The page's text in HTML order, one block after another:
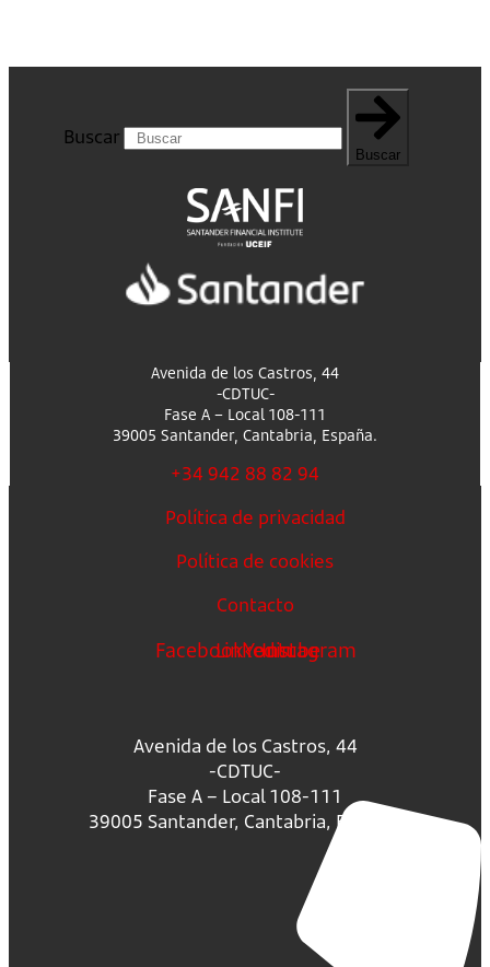
Buscar
Buscar
Avenida de los Castros, 44
-CDTUC-
Fase A – Local 108-111
39005 Santander, Cantabria, España.
+34 942 88 82 94
Política de privacidad
Política de cookies
Contacto
FacebookLinkedin
Youtube
Instagram
Avenida de los Castros, 44
-CDTUC-
Fase A – Local 108-111
39005 Santander, Cantabria, España.